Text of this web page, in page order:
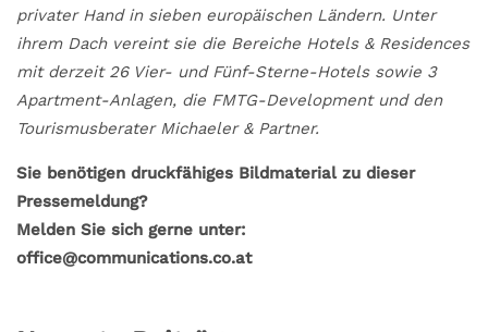
privater Hand in sieben europäischen Ländern. Unter
ihrem Dach vereint sie die Bereiche Hotels & Residences
mit derzeit 26 Vier- und Fünf-Sterne-Hotels sowie 3
Apartment-Anlagen, die FMTG-Development und den
Tourismusberater Michaeler & Partner.
Sie benötigen druckfähiges Bildmaterial zu dieser
Pressemeldung?
Melden Sie sich gerne unter:
office@communications.co.at